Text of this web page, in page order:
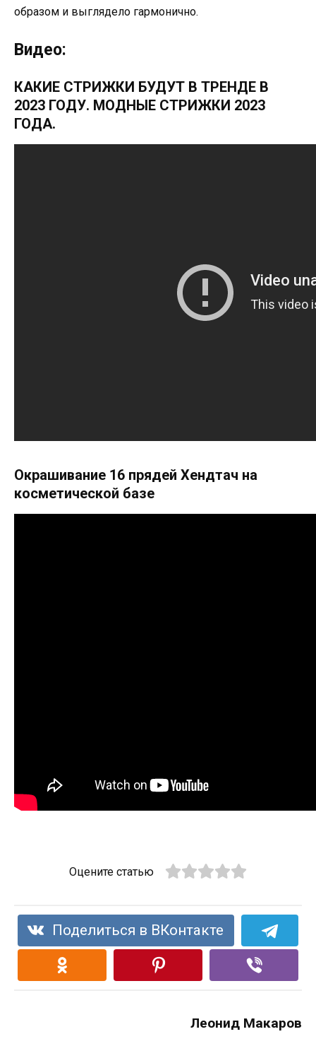
образом и выглядело гармонично.
Видео:
КАКИЕ СТРИЖКИ БУДУТ В ТРЕНДЕ В
2023 ГОДУ. МОДНЫЕ СТРИЖКИ 2023
ГОДА.
Окрашивание 16 прядей Хендтач на
косметической базе
Оцените статью
Поделиться в ВКонтакте
Леонид Макаров